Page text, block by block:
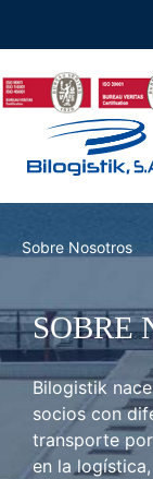
Sobre Nosotros
SOBRE
Bilogistik
socios con
transporte
en la